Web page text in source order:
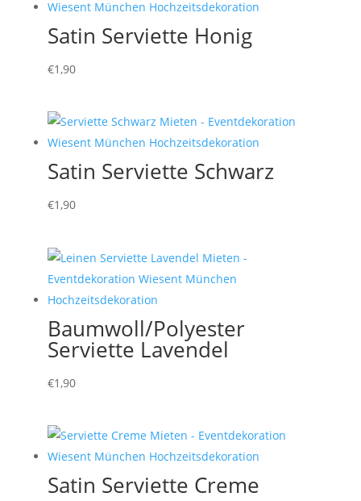
Satin Serviette Honig
€1,90
Satin Serviette Schwarz
€1,90
Baumwoll/Polyester
Serviette Lavendel
€1,90
Satin Serviette Creme